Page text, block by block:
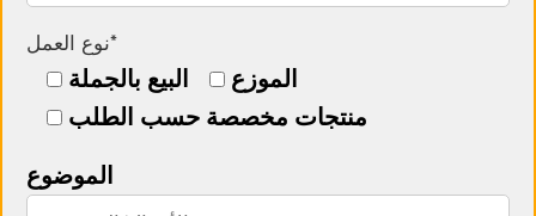
نوع العمل*
البيع بالجملة
الموزع
منتجات مخصصة حسب الطلب
الموضوع